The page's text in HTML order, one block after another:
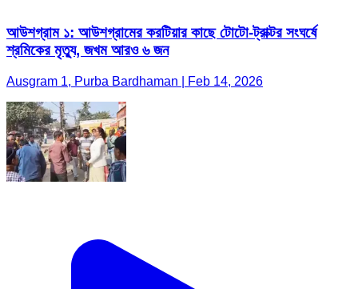
আউশগ্রাম ১: আউশগ্রামের করটিয়ার কাছে টোটো-ট্রাক্টর সংঘর্ষে
শ্রমিকের মৃত্যু, জখম আরও ৬ জন
Ausgram 1, Purba Bardhaman | Feb 14, 2026